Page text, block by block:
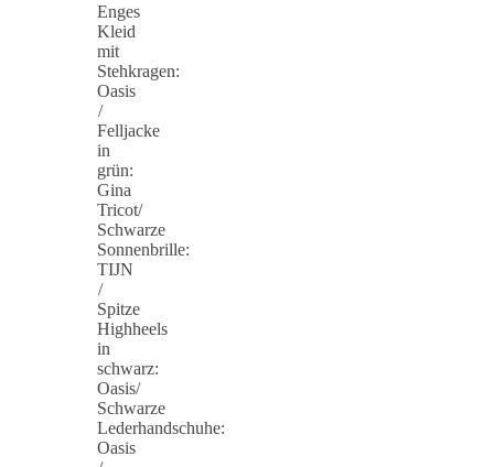
Enges
Kleid
mit
Stehkragen:
Oasis
/
Felljacke
in
grün:
Gina
Tricot/
Schwarze
Sonnenbrille:
TIJN
/
Spitze
Highheels
in
schwarz:
Oasis/
Schwarze
Lederhandschuhe:
Oasis